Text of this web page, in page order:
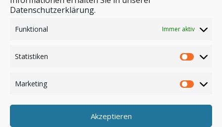
Datenschutzerklärung.
Funktional Immer aktiv
Statistiken
Marketing
Akzeptieren
Anmelden